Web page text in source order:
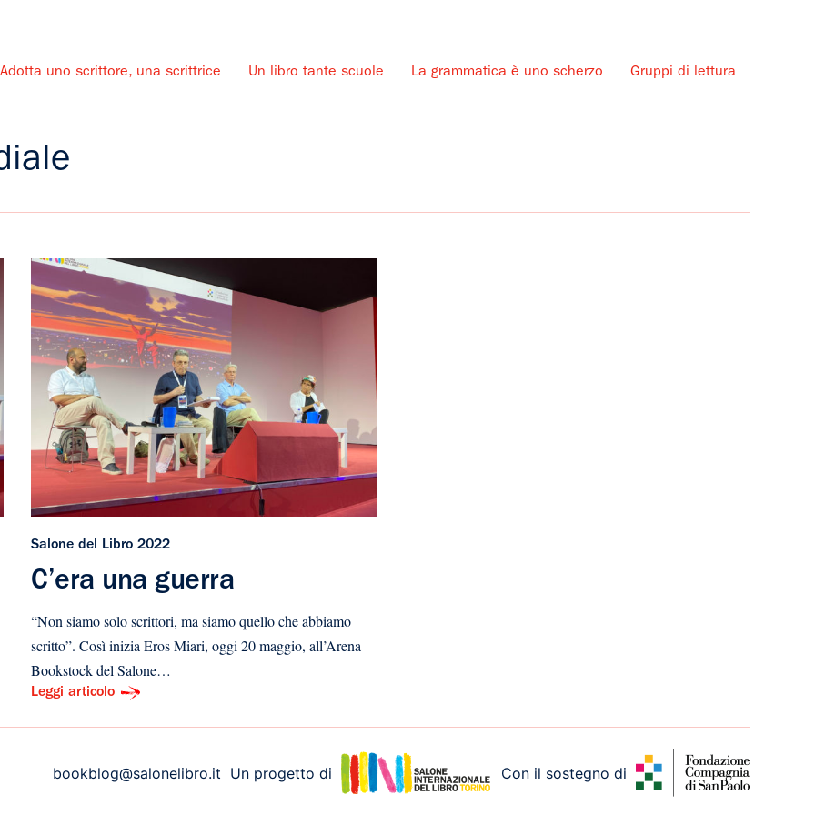
Adotta uno scrittore, una scrittrice Un libro tante scuole La grammatica è uno scherzo Gruppi di lettura
Salone del Libro 2022
C’era una guerra
“Non siamo solo scrittori, ma siamo quello che abbiamo
scritto”. Così inizia Eros Miari, oggi 20 maggio, all’Arena
Bookstock del Salone…
Leggi articolo
bookblog@salonelibro.it Un progetto di Con il sostegno di